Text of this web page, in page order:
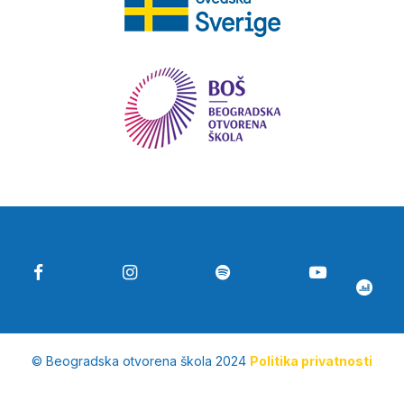
© Beogradska otvorena škola 2024 Politika privatnosti